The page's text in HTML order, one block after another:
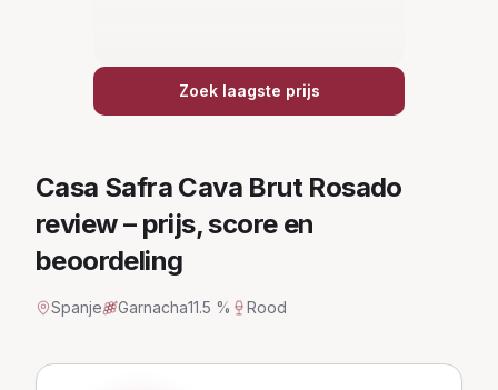
Zoek laagste prijs
Casa Safra Cava Brut Rosado
review – prijs, score en
beoordeling
Spanje Garnacha11.5 % Rood